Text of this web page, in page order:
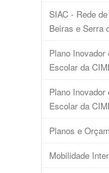
SIAC - Rede
Beiras e Serra
Plano
Escolar da
Plano
Escolar da
Planos e
Mobilidade